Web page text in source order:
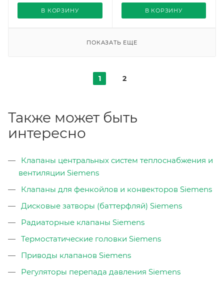
В КОРЗИНУ В КОРЗИНУ
ПОКАЗАТЬ ЕЩЕ
1 2
Также может быть
интересно
Клапаны центральных систем теплоснабжения и
вентиляции Siemens
Клапаны для фенкойлов и конвекторов Siemens
Дисковые затворы (баттерфляй) Siemens
Радиаторные клапаны Siemens
Термостатические головки Siemens
Приводы клапанов Siemens
Регуляторы перепада давления Siemens